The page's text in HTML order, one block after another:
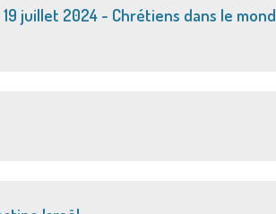
juillet 2024 - Chrétiens dans le